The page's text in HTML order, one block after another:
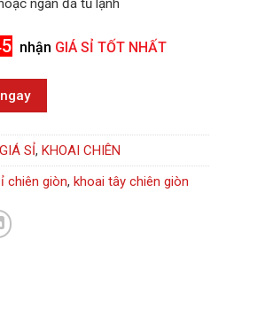
ngăn đá tủ lạnh
nhận GIÁ SỈ TỐT NHẤT
SỈ, KHOAI CHIÊN
chiên giòn, khoai tây chiên giòn